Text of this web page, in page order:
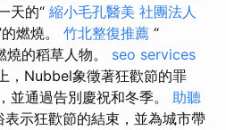
天的“ 縮小毛孔醫美 社團法人
燃燒。 竹北整復推薦 “
的稻草人物。 seo services
，Nubbel象徵著狂歡節的罪
並通過告別慶祝和冬季。 助聽
表示狂歡節的結束，並為城市帶